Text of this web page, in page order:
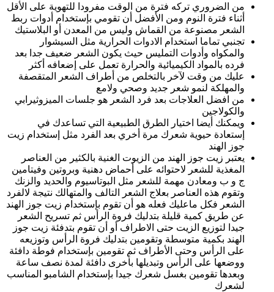
من الضروري تركه فترة من الوقت مفرودا للتهوية على الأقل
أثناء فترة النوم ومن الأفضل أن تقومي بإستخدام أدوات ربط
الشعر مصنوعة من القماش وليس من المعدن أو البلاستيك
تجنبي تماما استخدام الادوات الحرارية مثل السيشوار
والمكواه وأدوات التمليس حيث يكون الشعر ضعيف جدا بعد
فرده بالمواد الكيميائية والحرارة تعمل على إضعافه أكثر
عليك من وقت لآخر بالتخلص من أطراف الشعر المتقصفة
والمهلكة لنمو شعر جديد وصحي ولامع
من افضل العلاجات بعد فرد الشعر هو جلسات الميزوثيرابي
والكولاجين
ويمكنك أيضا اختيار الطرق الطبيعية التي تساعدك في
إستعادة حيوية شعرك مرة أخري بعد الفرد مثل إستخدام زيت
جوز الهند
يعتبر زيت جوز الهند من الزيوت الغنية بالكثير من العناصر
المغذية للشعر لاحتوائه على أحماض دهنية وبروتين وفيتامين
ج و ب ومعادن مهمة للشعر مثل البوتاسيوم والحديد والزنك
وتقوم هذه العناصر بعلاج الشعر التالف والمتهالك نتيجة لالفرد
الشعر فكل ماعليك فعله هو أن تقوم بإستخدام زيت جوز الهند
عن طريق كمية قليلة بتدليك فروة الرأس ثم تسريح الشعر
جيدا لتوزيع الزيت حتى الاطراف أو أن تقوم بتدفئة زيت جوز
الهند بكمية متوسطة وتقومين بتدليك فروة الرأس وتوزيعه
على الرأس وحتى الأطراف ثم تقومين بإستخدام فوطة دافئة
ووضعها على الرأس وتبديلها بأخرى دافئة لمدة نصف ساعة
وبعدها تقومين بغسل شعرك جيدا بإستخدام الشامبو المناسب
لشعرك